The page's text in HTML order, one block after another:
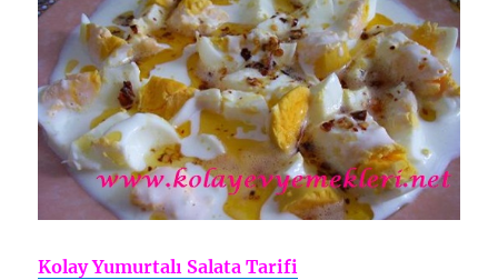
Kolay Yumurtalı Salata Tarifi